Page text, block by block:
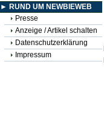
► RUND UM NEWBIEWEB
Presse
Anzeige / Artikel schalten
Datenschutzerklärung
Impressum